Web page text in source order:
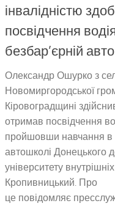
інвалідністю
посвідчення
безбар’єрній
Олександр Ошурко з
Новомиргородської
Кіровоградщині
отримав посвідчення
пройшовши навчання в
автошколі Донецького
університету
Кропивницький. Про
це повідомляє